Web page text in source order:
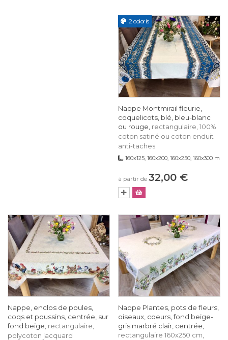
2 coloris
Nappe Montmirail fleurie,
coquelicots, blé, bleu-blanc
ou rouge, rectangulaire, 100%
coton satiné ou coton enduit
anti-taches
160x125, 160x200, 160x250, 160x300 m
à partir de 32,00 €
Nappe, enclos de poules,
coqs et poussins, centrée, sur
fond beige, rectangulaire,
polycoton jacquard
Nappe Plantes, pots de fleurs,
oiseaux, coeurs, fond beige-
gris marbré clair, centrée,
rectangulaire 160x250 cm,